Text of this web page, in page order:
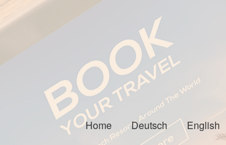
Zur
Navigation
springen
Zum
Inhalt
springen
Home Deutsch English